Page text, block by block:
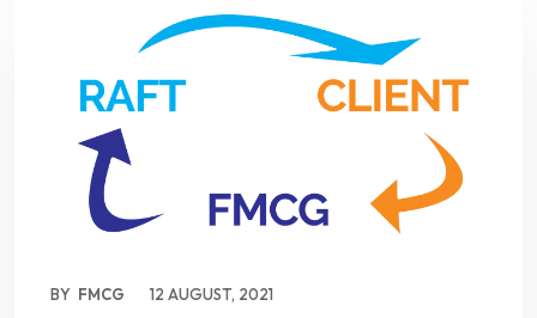
BY FMCG 12 AUGUST, 2021